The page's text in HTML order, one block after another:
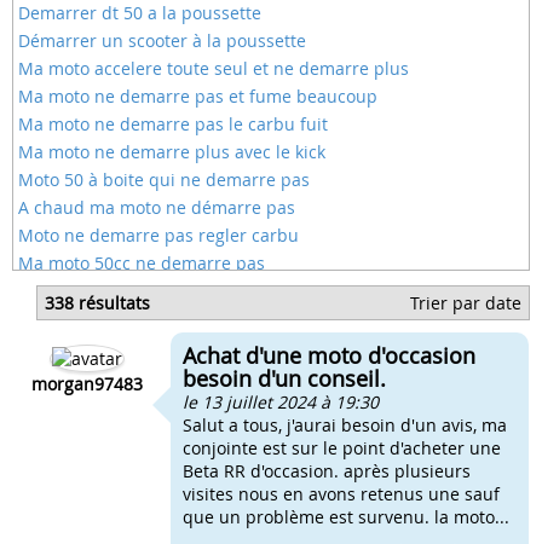
Demarrer dt 50 a la poussette
Démarrer un scooter à la poussette
Ma moto accelere toute seul et ne demarre plus
Ma moto ne demarre pas et fume beaucoup
Ma moto ne demarre pas le carbu fuit
Ma moto ne demarre plus avec le kick
Moto 50 à boite qui ne demarre pas
A chaud ma moto ne démarre pas
Moto ne demarre pas regler carbu
Ma moto 50cc ne demarre pas
Ma moto ne demarre pas 50
Ma moto rieju ne demarre plus
Carbu 19 moto ne demarre pas
Ma moto fume met ne demarre pas
338 résultats Trier par date
morgan97483
Achat d'une moto d'occasion
besoin d'un conseil.
le 13 juillet 2024 à 19:30
Salut a tous, j'aurai besoin d'un avis, ma
conjointe est sur le point d'acheter une
Beta RR d'occasion. après plusieurs
visites nous en avons retenus une sauf
que un problème est survenu. la moto...